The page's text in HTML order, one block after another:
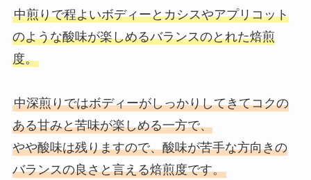
中煎りで程よいボディーとカシスやアプリコット
のような酸味が楽しめるバランスのとれた焙煎
度。
中深煎りではボディーがしっかりしてきてコクの
ある甘みと苦味が楽しめる一方で、
やや酸味は残りますので、酸味が苦手な方向きの
バランスの良さと言える焙煎度です。